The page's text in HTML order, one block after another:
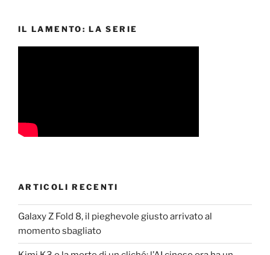
IL LAMENTO: LA SERIE
ARTICOLI RECENTI
Galaxy Z Fold 8, il pieghevole giusto arrivato al
momento sbagliato